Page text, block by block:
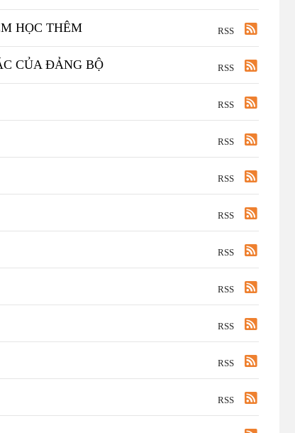
HỌC THÊM RSS
CỦA ĐẢNG BỘ RSS
RSS
RSS
RSS
RSS
RSS
RSS
RSS
RSS
RSS